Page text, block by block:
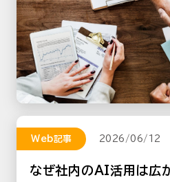
Web記事 2026/06/12
なぜ社内のAI活用は広